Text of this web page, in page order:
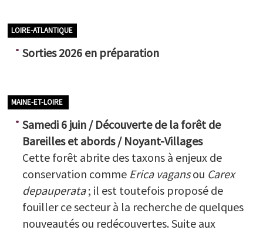
LOIRE-ATLANTIQUE
Sorties 2026 en préparation
MAINE-ET-LOIRE
Samedi 6 juin / Découverte de la forêt de
Bareilles et abords / Noyant-Villages
Cette forêt abrite des taxons à enjeux de
conservation comme Erica vagansou Carex
depauperata; il est toutefois proposé de
fouiller ce secteur à la recherche de quelques
nouveautés ou redécouvertes. Suite aux